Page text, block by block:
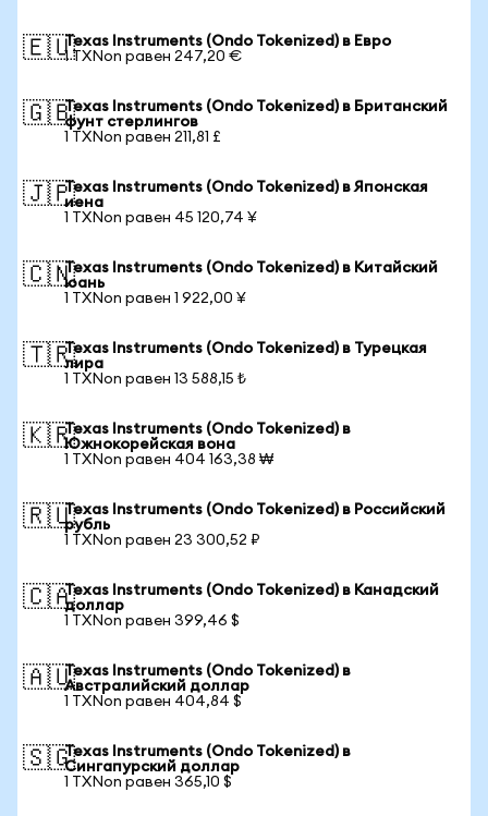
🇪🇺Texas Instruments (Ondo Tokenized) в Евро
1 TXNon равен 247,20 €
🇬🇧Texas Instruments (Ondo Tokenized) в Британский
фунт стерлингов
1 TXNon равен 211,81 £
🇯🇵Texas Instruments (Ondo Tokenized) в Японская
иена
1 TXNon равен 45 120,74 ¥
🇨🇳Texas Instruments (Ondo Tokenized) в Китайский
юань
1 TXNon равен 1 922,00 ¥
🇹🇷Texas Instruments (Ondo Tokenized) в Турецкая
лира
1 TXNon равен 13 588,15 ₺
🇰🇷Texas Instruments (Ondo Tokenized) в
Южнокорейская вона
1 TXNon равен 404 163,38 ₩
🇷🇺Texas Instruments (Ondo Tokenized) в Российский
рубль
1 TXNon равен 23 300,52 ₽
🇨🇦Texas Instruments (Ondo Tokenized) в Канадский
доллар
1 TXNon равен 399,46 $
🇦🇺Texas Instruments (Ondo Tokenized) в
Австралийский доллар
1 TXNon равен 404,84 $
🇸🇬Texas Instruments (Ondo Tokenized) в
Сингапурский доллар
1 TXNon равен 365,10 $